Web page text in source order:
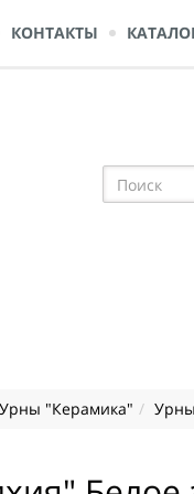
КОНТАКТЫ
Урны "Керамика"